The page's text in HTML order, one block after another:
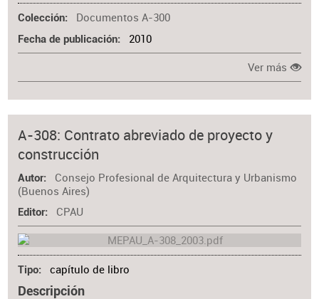
Colección Documentos A-300
Fecha de publicación 2010
Ver más
A-308: Contrato abreviado de proyecto y
construcción
Autor
Consejo Profesional de Arquitectura y Urbanismo
(Buenos Aires)
Editor CPAU
Tipo capítulo de libro
Descripción